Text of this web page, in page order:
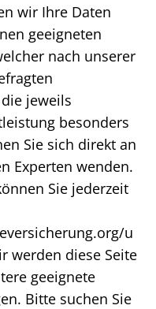
wir Ihre Daten
geeigneten
nach unserer
jeweils
besonders
Sie sich direkt an
Experten wenden.
Sie jederzeit
u
werden diese Seite
geeignete
Bitte suchen Sie